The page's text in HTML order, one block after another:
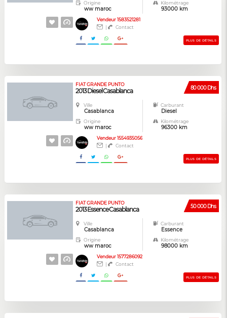
Origine
ww maroc
Kilométrage
93000 km
Vendeur 1583521281
|
Contact
PLUS DE DÉTAILS
80 000 Dhs
FIAT GRANDE PUNTO
2013 Diesel Casablanca
Ville
Casablanca
Carburant
Diesel
Origine
ww maroc
Kilométrage
96300 km
Vendeur 1554935056
|
Contact
PLUS DE DÉTAILS
50 000 Dhs
FIAT GRANDE PUNTO
2013 Essence Casablanca
Ville
Casablanca
Carburant
Essence
Origine
ww maroc
Kilométrage
98000 km
Vendeur 1577286092
|
Contact
PLUS DE DÉTAILS